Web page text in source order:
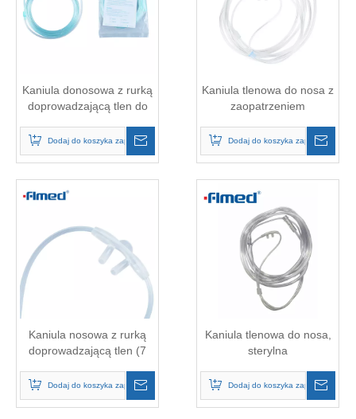
Kaniula donosowa z rurką
doprowadzającą tlen do
dorosłych
Dodaj do koszyka zapytań
Kaniula tlenowa do nosa z
zaopatrzeniem
noworodków)
Dodaj do koszyka zapytań
Kaniula nosowa z rurką
doprowadzającą tlen (7
Dodaj do koszyka zapytań
Kaniula tlenowa do nosa,
sterylna
Dodaj do koszyka zapytań